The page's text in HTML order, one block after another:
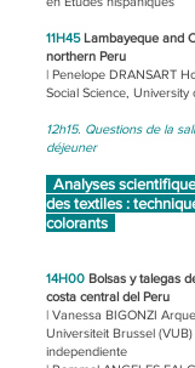
11H45Lambayeque and
northern Peru
| Penelope DRANSART
Social Science,
12h15. Questions de la
déjeuner
Analyses
des textiles :
colorants
14H00 Bolsas y talegas
costa central del Peru
| Vanessa BIGONZI
Universiteit Brussel
independiente